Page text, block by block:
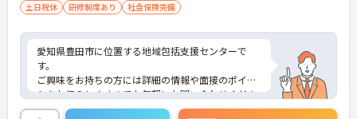
土日祝休 研修制度あり 社会保険完備
愛知県豊田市に位置する地域包括支援センターで
す。
ご興味をお持ちの方には詳細の情報や面接のポイン
トをお伝えしますのでお気軽にお問い合わせくださ
いませ。